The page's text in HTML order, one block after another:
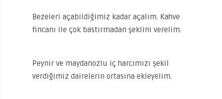
Bezeleri açabildiğimiz kadar açalım. Kahve
fincanı ile çok bastırmadan şeklini verelim.
Peynir ve maydanozlu iç harcımızı şekil
verdiğimiz dairelerin ortasına ekleyelim.